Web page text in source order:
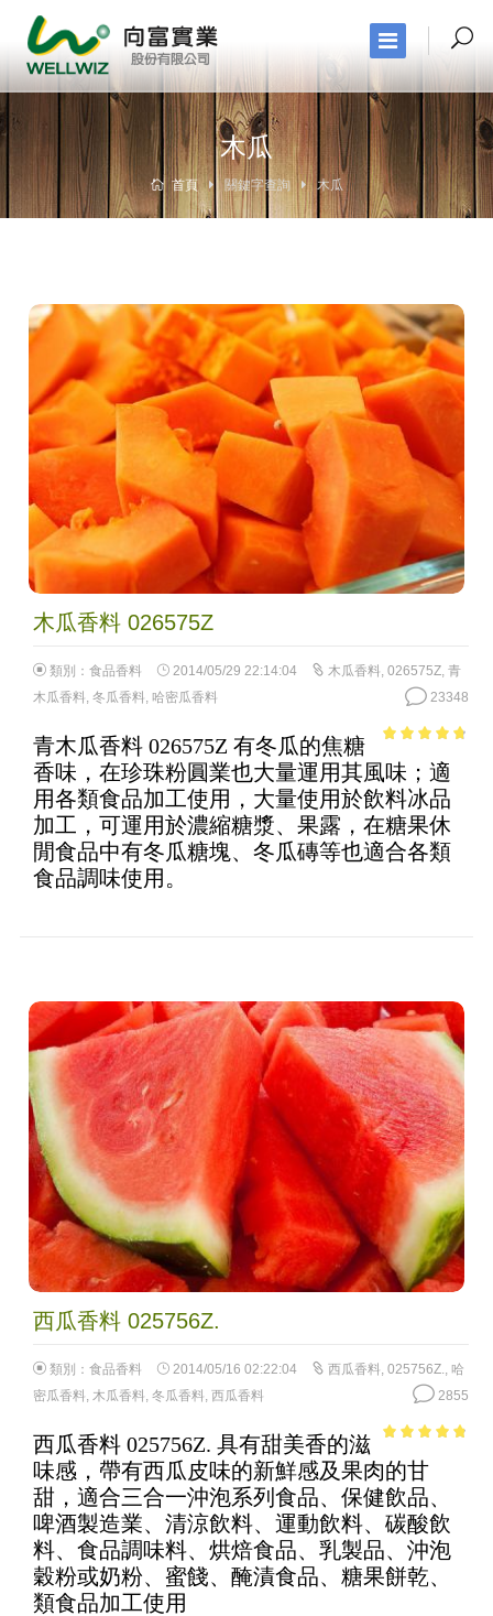
木瓜
首頁 關鍵字查詢 木瓜
木瓜香料 026575Z
類別： 食品香料 2014/05/29 22:14:04 木瓜香料, 026575Z, 青
木瓜香料, 冬瓜香料, 哈密瓜香料 23348
5
青木瓜香料 026575Z 有冬瓜的焦糖
香味，在珍珠粉圓業也大量運用其風味；適
用各類食品加工使用，大量使用於飲料冰品
加工，可運用於濃縮糖漿、果露，在糖果休
閒食品中有冬瓜糖塊、冬瓜磚等也適合各類
食品調味使用。
西瓜香料 025756Z.
類別： 食品香料 2014/05/16 02:22:04 西瓜香料, 025756Z., 哈
密瓜香料, 木瓜香料, 冬瓜香料, 西瓜香料 2855
5
西瓜香料 025756Z. 具有甜美香的滋
味感，帶有西瓜皮味的新鮮感及果肉的甘
甜，適合三合一沖泡系列食品、保健飲品、
啤酒製造業、清涼飲料、運動飲料、碳酸飲
料、食品調味料、烘焙食品、乳製品、沖泡
穀粉或奶粉、蜜餞、醃漬食品、糖果餅乾、
類食品加工使用